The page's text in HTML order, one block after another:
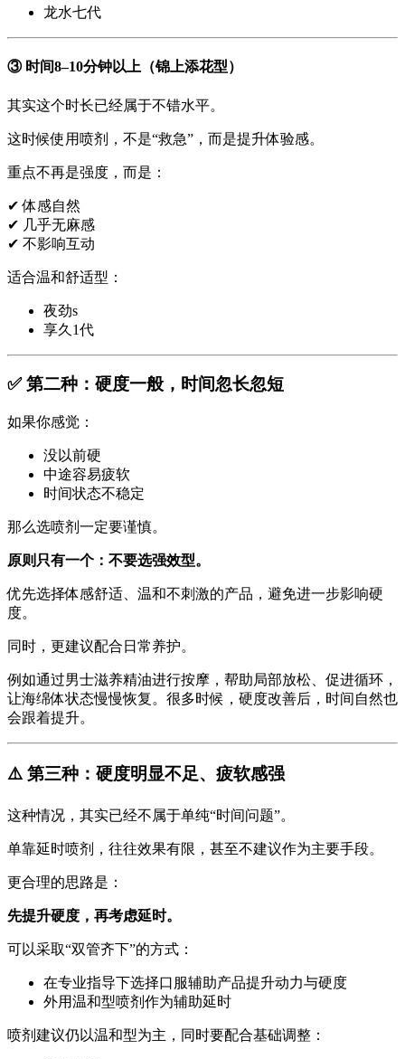
龙水七代
③ 时间8–10分钟以上（锦上添花型）
其实这个时长已经属于不错水平。
这时候使用喷剂，不是“救急”，而是提升体验感。
重点不再是强度，而是：
✔ 体感自然
✔ 几乎无麻感
✔ 不影响互动
适合温和舒适型：
夜劲s
享久1代
✅ 第二种：硬度一般，时间忽长忽短
如果你感觉：
没以前硬
中途容易疲软
时间状态不稳定
那么选喷剂一定要谨慎。
原则只有一个：不要选强效型。
优先选择体感舒适、温和不刺激的产品，避免进一步影响硬
度。
同时，更建议配合日常养护。
例如通过男士滋养精油进行按摩，帮助局部放松、促进循环，
让海绵体状态慢慢恢复。很多时候，硬度改善后，时间自然也
会跟着提升。
⚠️ 第三种：硬度明显不足、疲软感强
这种情况，其实已经不属于单纯“时间问题”。
单靠延时喷剂，往往效果有限，甚至不建议作为主要手段。
更合理的思路是：
先提升硬度，再考虑延时。
可以采取“双管齐下”的方式：
在专业指导下选择口服辅助产品提升动力与硬度
外用温和型喷剂作为辅助延时
喷剂建议仍以温和型为主，同时要配合基础调整：